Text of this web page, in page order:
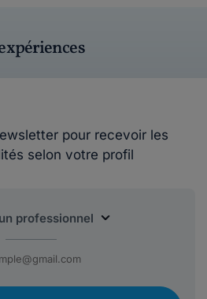
pour recevoir les
selon votre profil